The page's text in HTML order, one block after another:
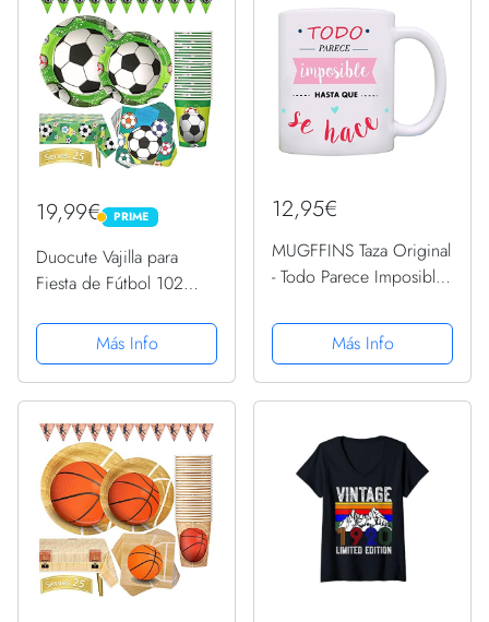
19,99€ PRIME
PRIME
Duocute Vajilla para
Fiesta de Fútbol 102
para Cumpleaños de
Niños Incluye Platos
Vasos Servilletas Mantel y
Más Info
12,95€
MUGFFINS Taza Original
- Todo Parece Imposible
ml - Tazas con Frases
motivacionales
Más Info